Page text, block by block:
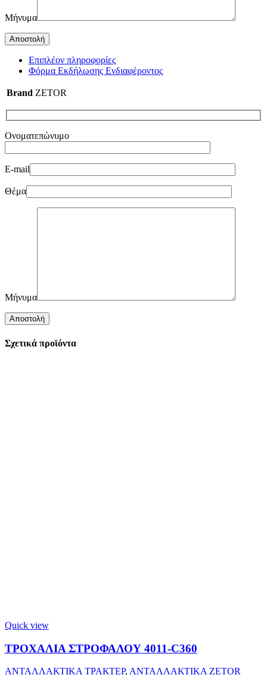
Μήνυμα
Επιπλέον πληροφορίες
Φόρμα Εκδήλωσης Ενδιαφέροντος
Brand ZETOR
Ονοματεπώνυμο
E-mail
Θέμα
Μήνυμα
Σχετικά προϊόντα
Quick view
ΤΡΟΧΑΛΙΑ ΣΤΡΟΦΑΛΟΥ 4011-C360
ΑΝΤΑΛΛΑΚΤΙΚΑ ΤΡΑΚΤΕΡ, ΑΝΤΑΛΛΑΚΤΙΚΑ ZETOR